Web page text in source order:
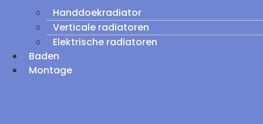
Handdoekradiator
Verticale radiatoren
Elektrische radiatoren
Baden
Montage